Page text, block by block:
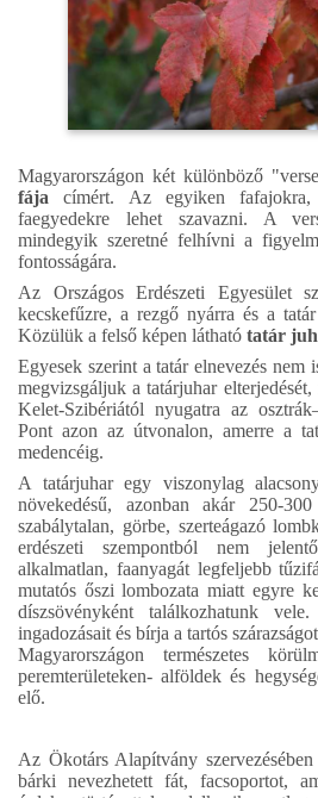
Magyarországon két különböző
fája címért. Az egyiken
faegyedekre lehet szavazni. A
mindegyik szeretné felhívni a
fontosságára.
Az Országos Erdészeti Egyesület
kecskefűzre, a rezgő nyárra és a
Közülük a felső képen látható tatár
Egyesek szerint a tatár elnevezés nem
megvizsgáljuk a tatárjuhar
Kelet-Szibériától nyugatra az
Pont azon az útvonalon, amerre a
medencéig.
A tatárjuhar egy viszonylag
növekedésű, azonban akár 250-
szabálytalan, görbe, szerteágazó
erdészeti szempontból nem
alkalmatlan, faanyagát legfeljebb
mutatós őszi lombozata miatt egyre
díszsövényként találkozhatunk
ingadozásait és bírja a tartós
Magyarországon természetes
peremterületeken- alföldek és
elő.
Az Ökotárs Alapítvány
bárki nevezhetett fát, facsoportot,